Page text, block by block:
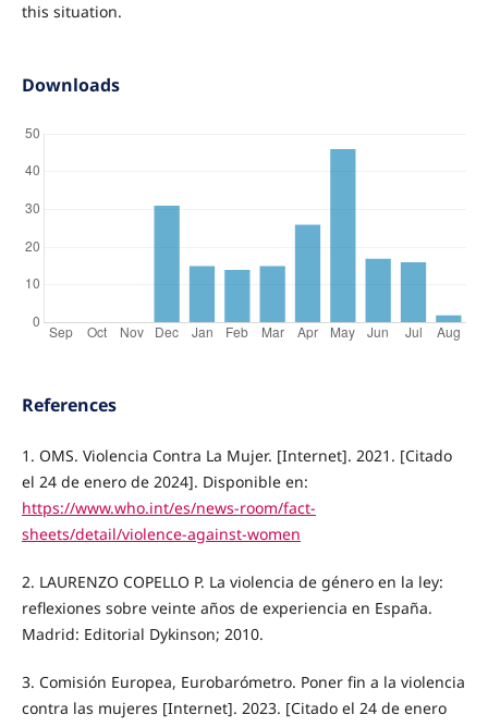
this situation.
Downloads
References
1. OMS. Violencia Contra La Mujer. [Internet]. 2021. [Citado
el 24 de enero de 2024]. Disponible en:
https://www.who.int/es/news-room/fact-
sheets/detail/violence-against-women
2. LAURENZO COPELLO P. La violencia de género en la ley:
reflexiones sobre veinte años de experiencia en España.
Madrid: Editorial Dykinson; 2010.
3. Comisión Europea, Eurobarómetro. Poner fin a la violencia
contra las mujeres [Internet]. 2023. [Citado el 24 de enero